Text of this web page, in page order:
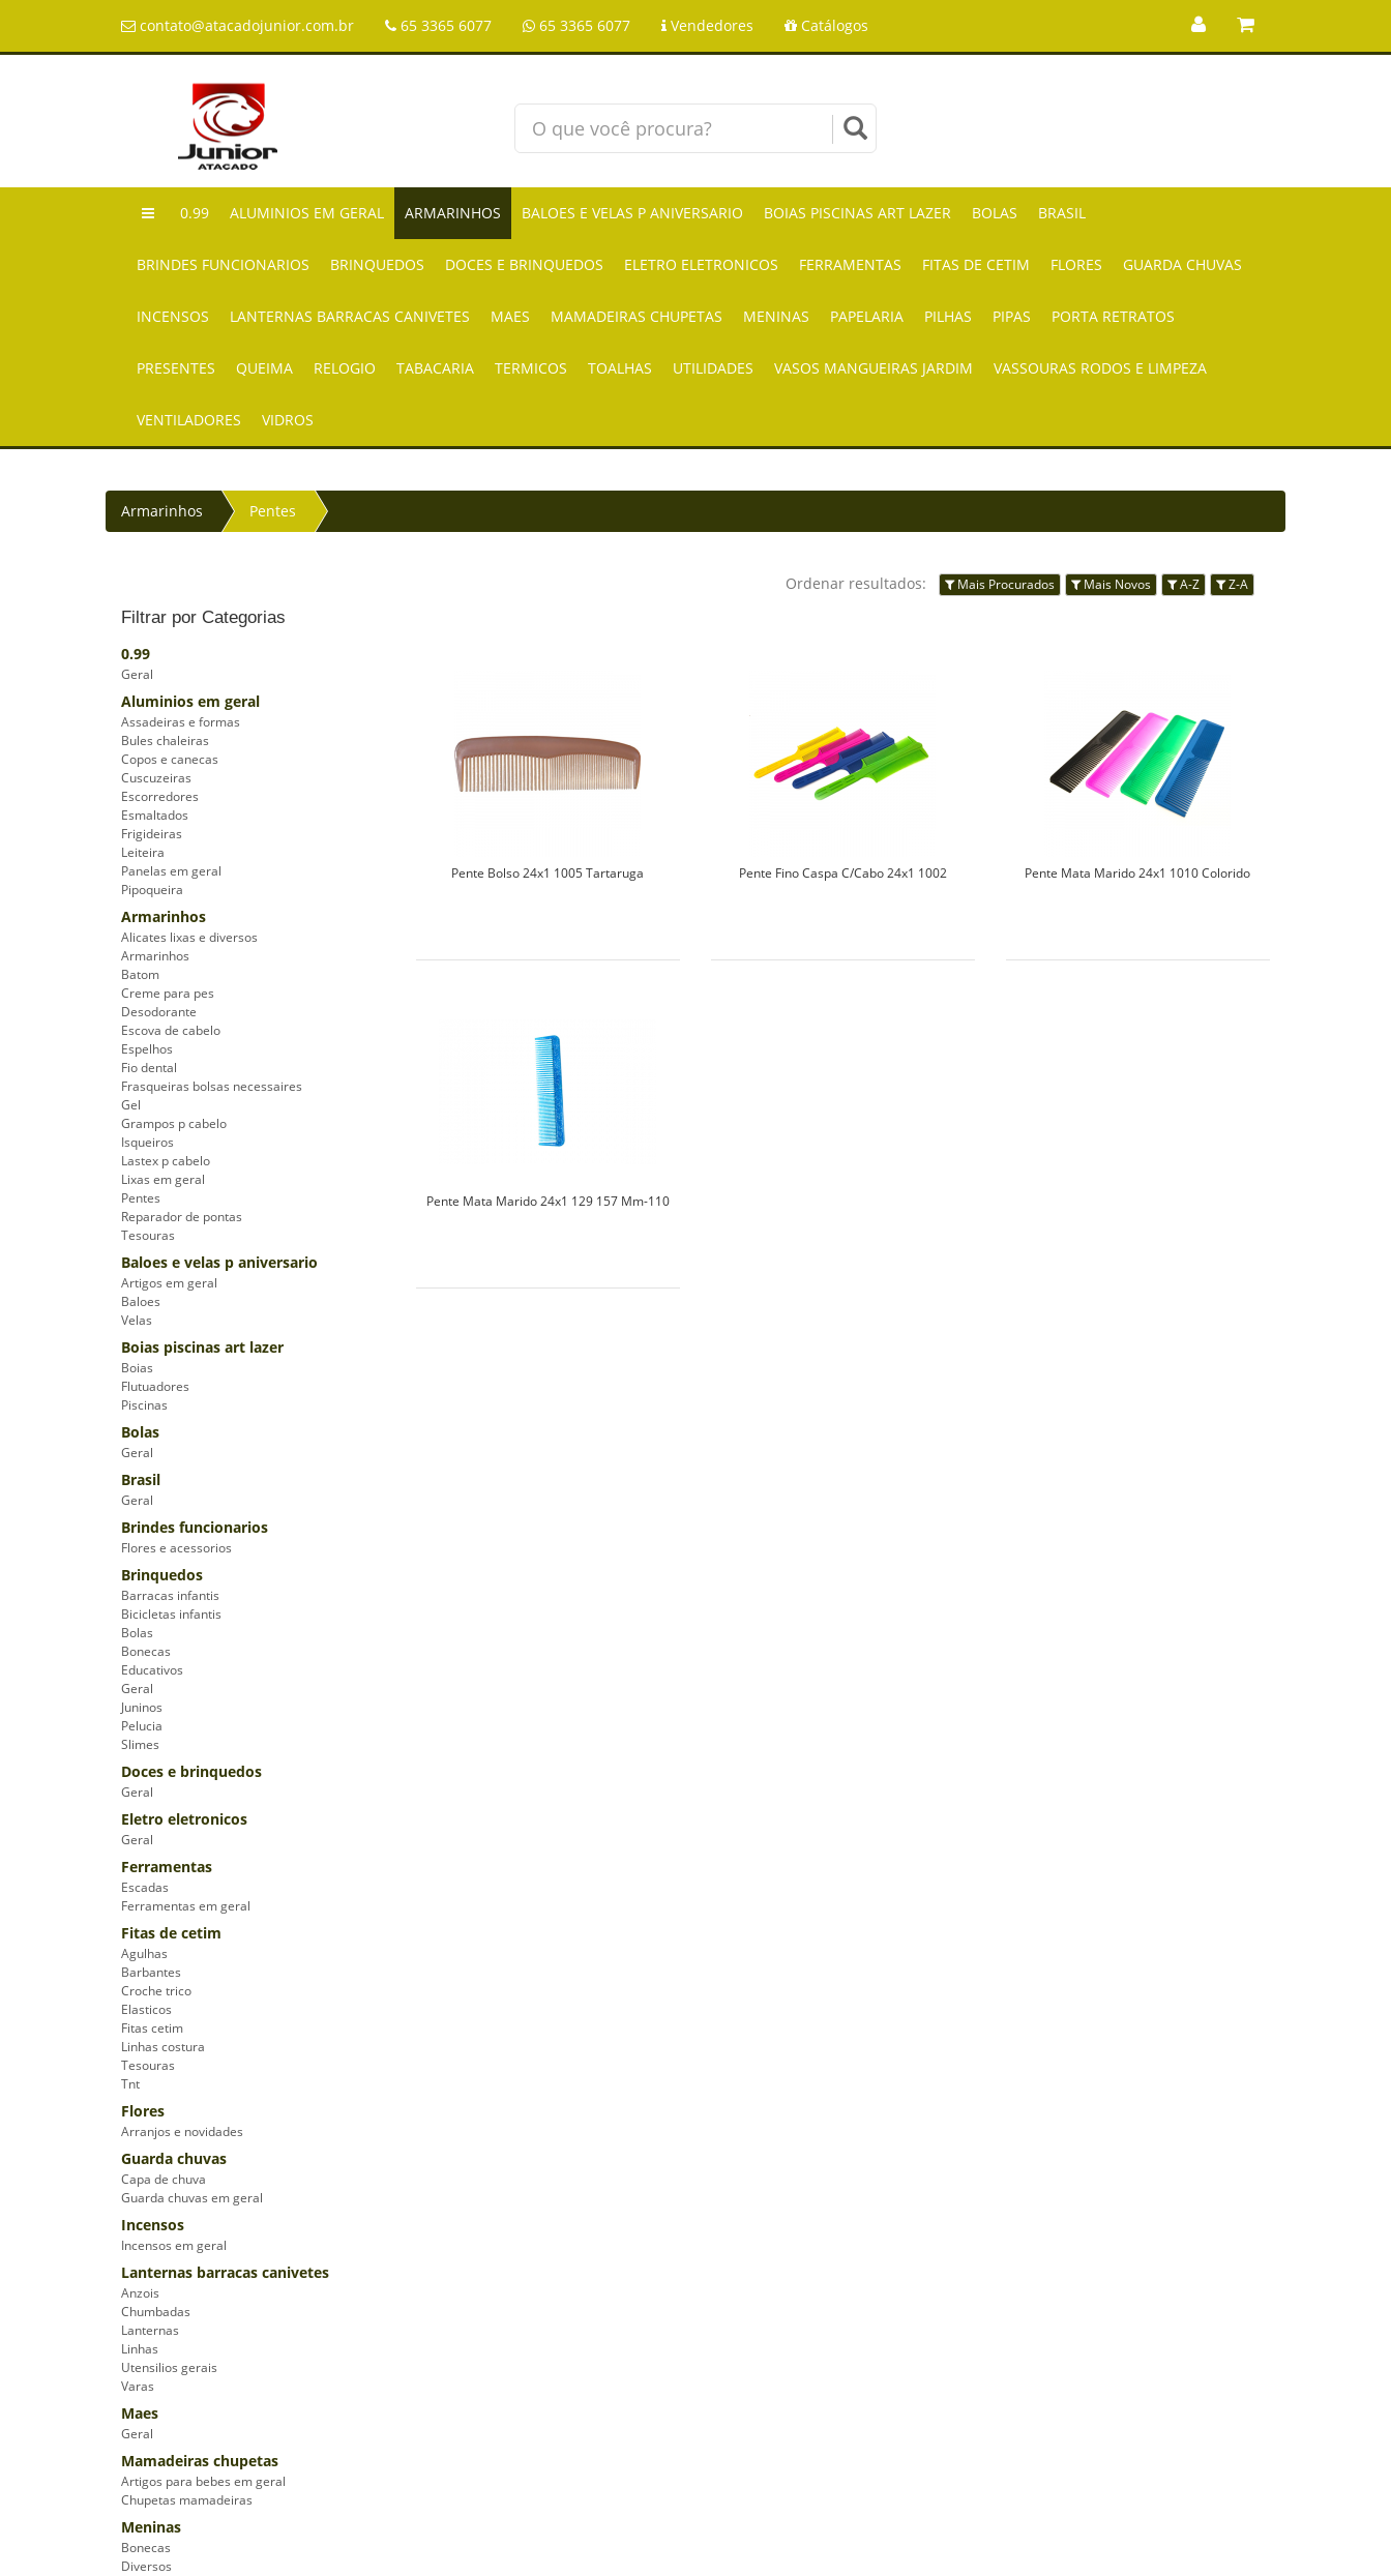
contato@atacadojunior.com.br 65 3365 6077 65 3365 6077 Vendedores Catálogos
0.99 ALUMINIOS EM GERAL ARMARINHOS BALOES E VELAS P ANIVERSARIO BOIAS PISCINAS ART LAZER BOLAS BRASIL
BRINDES FUNCIONARIOS BRINQUEDOS DOCES E BRINQUEDOS ELETRO ELETRONICOS FERRAMENTAS FITAS DE CETIM FLORES GUARDA CHUVAS
INCENSOS LANTERNAS BARRACAS CANIVETES MAES MAMADEIRAS CHUPETAS MENINAS PAPELARIA PILHAS PIPAS PORTA RETRATOS
PRESENTES QUEIMA RELOGIO TABACARIA TERMICOS TOALHAS UTILIDADES VASOS MANGUEIRAS JARDIM VASSOURAS RODOS E LIMPEZA
VENTILADORES VIDROS
Armarinhos Pentes
Filtrar por Categorias
0.99
Geral
Aluminios em geral
Assadeiras e formas
Bules chaleiras
Copos e canecas
Cuscuzeiras
Escorredores
Esmaltados
Frigideiras
Leiteira
Panelas em geral
Pipoqueira
Armarinhos
Alicates lixas e diversos
Armarinhos
Batom
Creme para pes
Desodorante
Escova de cabelo
Espelhos
Fio dental
Frasqueiras bolsas necessaires
Gel
Grampos p cabelo
Isqueiros
Lastex p cabelo
Lixas em geral
Pentes
Reparador de pontas
Tesouras
Baloes e velas p aniversario
Artigos em geral
Baloes
Velas
Boias piscinas art lazer
Boias
Flutuadores
Piscinas
Bolas
Geral
Brasil
Geral
Brindes funcionarios
Flores e acessorios
Brinquedos
Barracas infantis
Bicicletas infantis
Bolas
Bonecas
Educativos
Geral
Juninos
Pelucia
Slimes
Doces e brinquedos
Geral
Eletro eletronicos
Geral
Ferramentas
Escadas
Ferramentas em geral
Fitas de cetim
Agulhas
Barbantes
Croche trico
Elasticos
Fitas cetim
Linhas costura
Tesouras
Tnt
Flores
Arranjos e novidades
Guarda chuvas
Capa de chuva
Guarda chuvas em geral
Incensos
Incensos em geral
Lanternas barracas canivetes
Anzois
Chumbadas
Lanternas
Linhas
Utensilios gerais
Varas
Maes
Geral
Mamadeiras chupetas
Artigos para bebes em geral
Chupetas mamadeiras
Meninas
Bonecas
Diversos
Ordenar resultados: Mais Procurados Mais Novos A-Z Z-A
Pente Bolso 24x1 1005 Tartaruga Pente Fino Caspa C/Cabo 24x1 1002 Pente Mata Marido 24x1 1010 Colorido
Pente Mata Marido 24x1 129 157 Mm-110